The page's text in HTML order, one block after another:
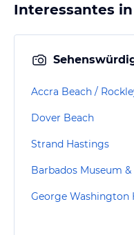
Interessantes
Accra Beach /
Dover Beach
Strand Hastings
George Washington